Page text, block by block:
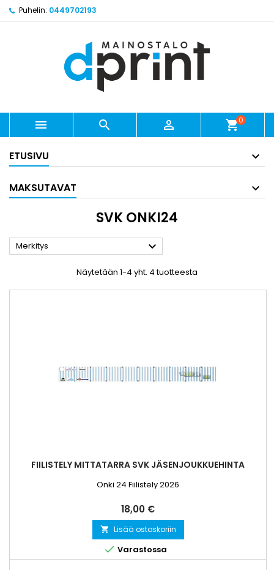
Puhelin: 0449702193
   shopping_cart0
ETUSIVU
MAKSUTAVAT
SVK ONKI24
Merkitys 
Näytetään 1-4 yht. 4 tuotteesta
FIILISTELY MITTATARRA SVK JÄSENJOUKKUEHINTA
Onki 24 Fiilistely 2026
Hinta
18,00 €
 Lisää ostoskoriin
 Varastossa